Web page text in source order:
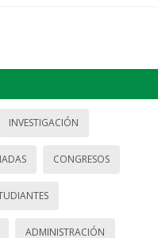
INVESTIGACIÓN
CONGRESOS
ADMINISTRACIÓN